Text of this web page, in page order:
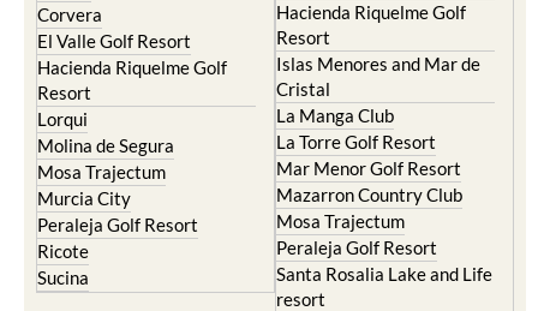
Corvera
El Valle Golf Resort
Hacienda Riquelme Golf
Resort
Lorqui
Molina de Segura
Mosa Trajectum
Murcia City
Peraleja Golf Resort
Ricote
Sucina
Hacienda Riquelme Golf
Resort
Islas Menores and Mar de
Cristal
La Manga Club
La Torre Golf Resort
Mar Menor Golf Resort
Mazarron Country Club
Mosa Trajectum
Peraleja Golf Resort
Santa Rosalia Lake and Life
resort